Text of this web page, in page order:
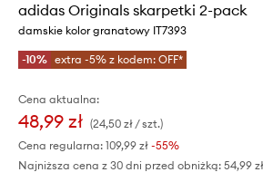
adidas Originals skarpetki 2-pack
damskie kolor granatowy IT7393
-10% extra -5% z kodem: OFF*
Cena aktualna:
48,99 zł (24,50 zł / szt.)
Cena regularna: 109,99 zł -55%
Najniższa cena z 30 dni przed obniżką: 54,99 zł